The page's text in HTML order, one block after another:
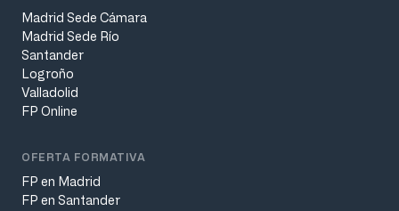
Madrid Sede Cámara
Madrid Sede Río
Santander
Logroño
Valladolid
FP Online
OFERTA FORMATIVA
FP en Madrid
FP en Santander